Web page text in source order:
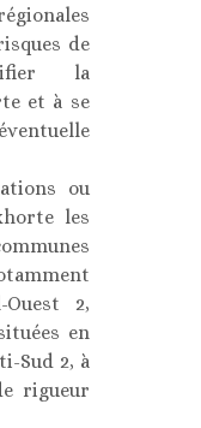
de
la
et à se
ou
les
Ouest 2,
en
Sud 2, à
rigueur